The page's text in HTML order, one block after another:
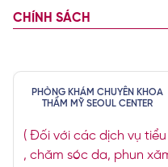
CHÍNH SÁCH
PHÒNG KHÁM CHUYÊN KHOA
THẨM MỸ SEOUL CENTER
( Đối với các dịch vụ
, chăm sóc da, phun